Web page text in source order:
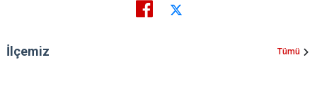
İlçemiz Tümü